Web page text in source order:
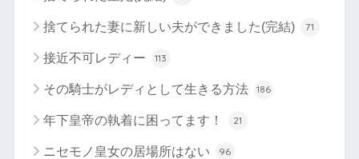
捨てられた妻に新しい夫ができました(完結) 71
接近不可レディー 113
その騎士がレディとして生きる方法 186
年下皇帝の執着に困ってます！ 21
ニセモノ皇女の居場所はない 96